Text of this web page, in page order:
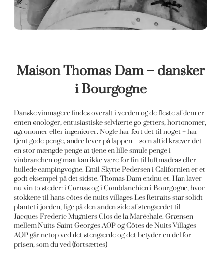
Maison Thomas Dam – dansker
i Bourgogne
Danske vinmagere findes overalt i verden og de fleste af dem er
enten ønologer, entusiastiske selvlærte go-getters, hortonomer,
agronomer eller ingeniører. Nogle har ført det til noget – har
tjent gode penge, andre lever på lappen – som altid kræver det
en stor mængde penge at tjene en lille smule penge i
vinbranchen og man kan ikke være for fin til luftmadras eller
hullede campingvogne. Emil Skytte Pedersen i Californien er et
godt eksempel på det sidste. Thomas Dam endnu et. Han laver
nu vin to steder: i Cornas og i Comblanchien i Bourgogne, hvor
stokkene til hans côtes de nuits-villages Les Retraits står solidt
plantet i jorden, lige på den anden side af stengærdet til
Jacques-Frederic Mugniers Clos de la Maréchale. Grænsen
mellem Nuits-Saint-Georges AOP og Côtes de Nuits-Villages
AOP går netop ved det stengærde og det betyder en del for
prisen, som du ved (fortsættes)